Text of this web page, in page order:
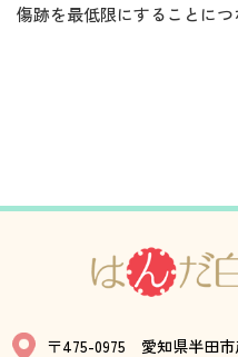
傷跡を最低限にすることにつ
〒475-0975 愛知県半田